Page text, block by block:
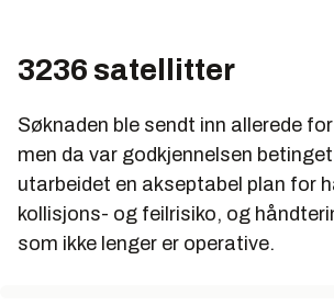
3236 satellitter
Søknaden ble sendt inn allerede
men da var godkjennelsen
utarbeidet en akseptabel plan for
kollisjons- og feilrisiko, og
som ikke lenger er operative.